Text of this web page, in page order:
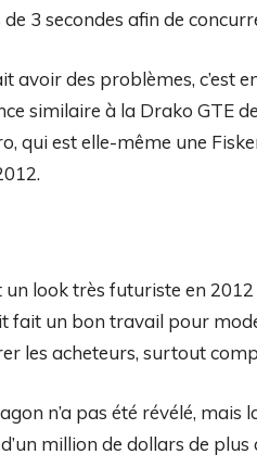
3 secondes afin de
des problèmes, c’est
similaire à la Drako GTE
qui est elle-même une
look très futuriste en
fait un bon travail pour
les acheteurs, surtout
n’a pas été révélé, mais
million de dollars de